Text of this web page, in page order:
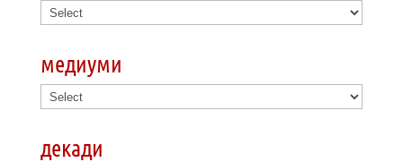
медиуми
декади